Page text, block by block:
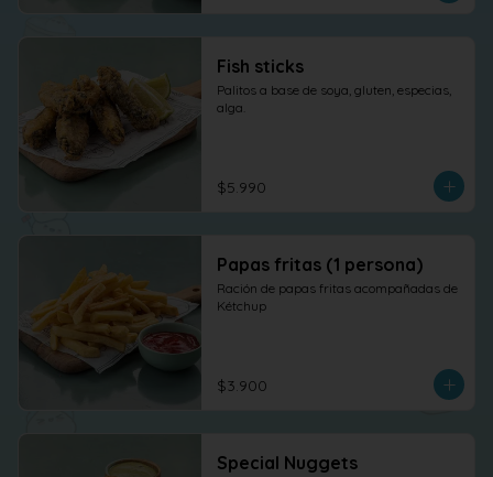
Fish sticks
Palitos a base de soya, gluten, especias,
alga.
$5.990
Papas fritas (1 persona)
Ración de papas fritas acompañadas de
Kétchup
$3.900
Special Nuggets